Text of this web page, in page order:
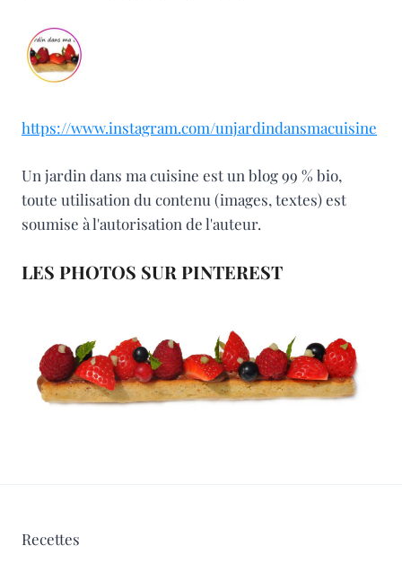
https://www.instagram.com/unjardindansmacuisine
Un jardin dans ma cuisine est un blog 99 % bio,
toute utilisation du contenu (images, textes) est
soumise à l'autorisation de l'auteur.
LES PHOTOS SUR PINTEREST
Recettes